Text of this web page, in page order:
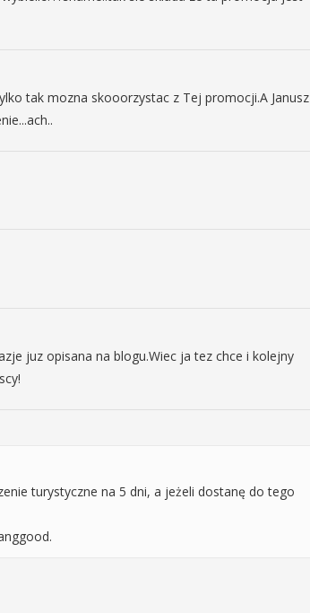
tak mozna skooorzystac z Tej promocji.A Janusz
juz opisana na blogu.Wiec ja tez chce i kolejny
turystyczne na 5 dni, a jeżeli dostanę do tego